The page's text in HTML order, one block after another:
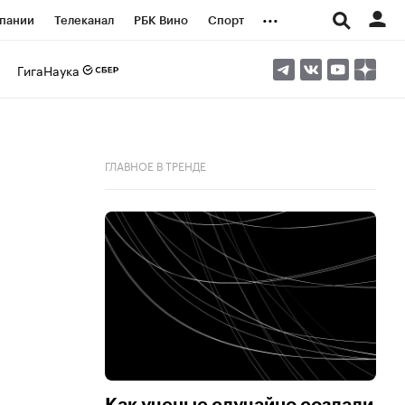
Телеканал РБК Вино Спорт ...
ГигаНаука
ГЛАВНОЕ В ТРЕНДЕ